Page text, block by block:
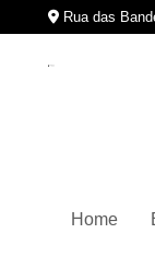
Rua das
Home